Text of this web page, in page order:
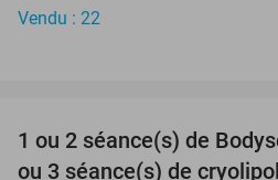
Vendu : 22
1 ou 2 séance(s) de
ou 3 séance(s) de